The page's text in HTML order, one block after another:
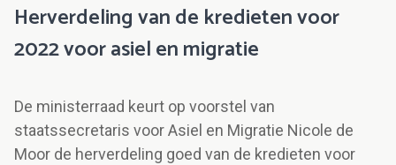
Herverdeling van de kredieten voor
2022 voor asiel en migratie
De ministerraad keurt op voorstel van
staatssecretaris voor Asiel en Migratie Nicole de
Moor de herverdeling goed van de kredieten voor